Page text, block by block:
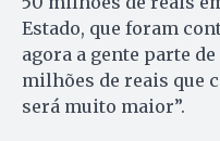
Estado, que foram
agora a gente parte
milhões de reais que
será muito maior”.